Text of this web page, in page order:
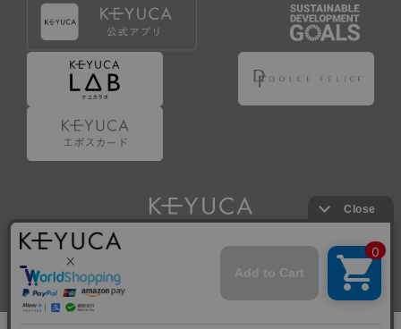
Copyright © KAWAJUN Co., Ltd. All Rights Reserved.